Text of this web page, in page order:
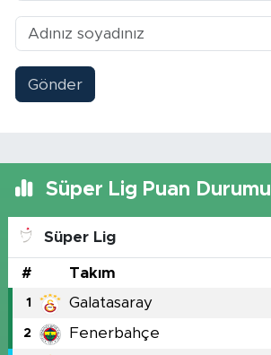
Gönder
Süper Lig Puan Durumu
Süper Lig
# Takım
1 Galatasaray
2 Fenerbahçe